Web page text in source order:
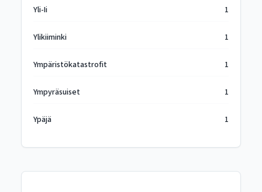
Yli-Ii 1
Ylikiiminki 1
Ympäristökatastrofit 1
Ympyräsuiset 1
Ypäjä 1